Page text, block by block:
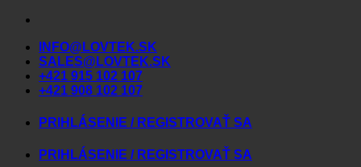
Skip
contentINFO@LOVTEK.SK
SALES@LOVTEK.SK
+421 915 102 107
+421 908 102 107
PRIHLÁSENIE / REGISTROVAŤ SA
PRIHLÁSENIE / REGISTROVAŤ SA